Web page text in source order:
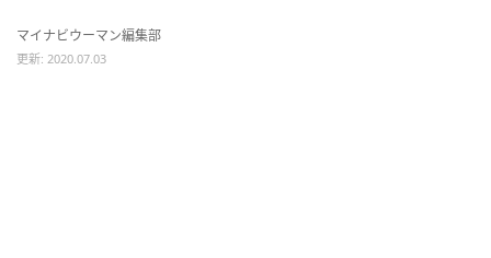
マイナビウーマン編集部
更新: 2020.07.03